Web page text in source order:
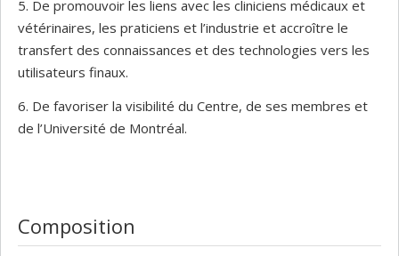
5. De promouvoir les liens avec les cliniciens médicaux et
vétérinaires, les praticiens et l’industrie et accroître le
transfert des connaissances et des technologies vers les
utilisateurs finaux.
6. De favoriser la visibilité du Centre, de ses membres et
de l’Université de Montréal.
Composition